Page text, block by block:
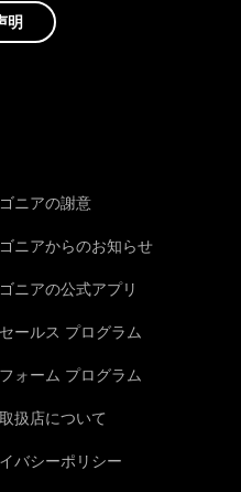
明
ニアの謝意
ニアからのお知らせ
ニアの公式アプリ
ールス プログラム
ォーム プログラム
扱店について
バシーポリシー